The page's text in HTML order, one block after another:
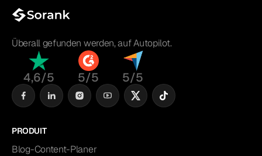
Überall gefunden werden, auf Autopilot.
4,6/5 5/5 5/5
PRODUIT
Blog-Content-Planer